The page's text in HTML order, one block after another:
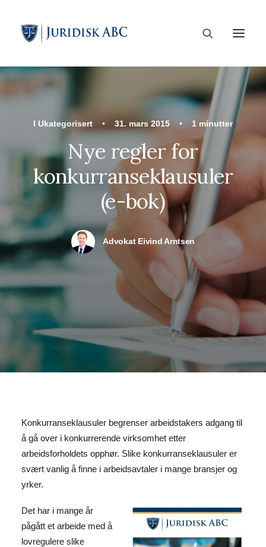
I Ukategorisert • 31. mars 2015 • 1 minutter
Nye regler for
konkurranseklausuler
(e-bok)
Advokat Eivind Arntsen
Konkurranseklausuler begrenser arbeidstakers adgang til
å gå over i konkurrerende virksomhet etter
arbeidsforholdets opphør. Slike konkurranseklausuler er
svært vanlig å finne i arbeidsavtaler i mange bransjer og
yrker.
Det har i mange år
pågått et arbeide med å
lovregulere slike